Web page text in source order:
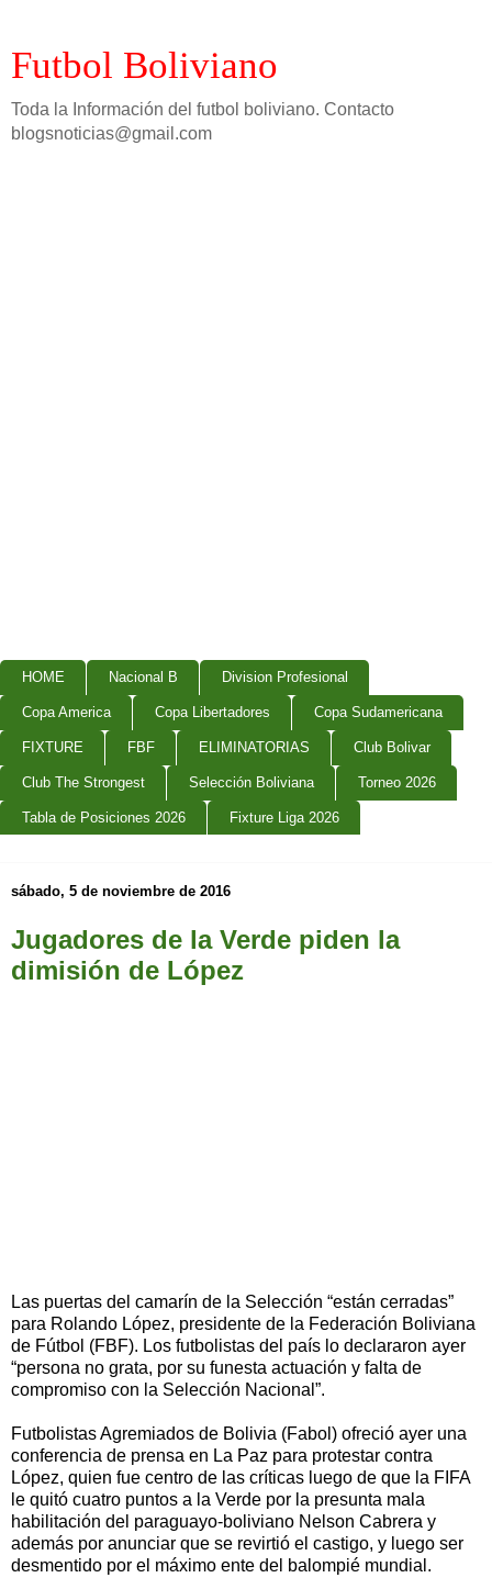
Futbol Boliviano
Toda la Información del futbol boliviano. Contacto
blogsnoticias@gmail.com
HOME Nacional B Division Profesional
Copa America Copa Libertadores Copa Sudamericana
FIXTURE FBF ELIMINATORIAS Club Bolivar
Club The Strongest Selección Boliviana Torneo 2026
Tabla de Posiciones 2026 Fixture Liga 2026
sábado, 5 de noviembre de 2016
Jugadores de la Verde piden la
dimisión de López
Las puertas del camarín de la Selección “están cerradas”
para Rolando López, presidente de la Federación Boliviana
de Fútbol (FBF). Los futbolistas del país lo declararon ayer
“persona no grata, por su funesta actuación y falta de
compromiso con la Selección Nacional”.
Futbolistas Agremiados de Bolivia (Fabol) ofreció ayer una
conferencia de prensa en La Paz para protestar contra
López, quien fue centro de las críticas luego de que la FIFA
le quitó cuatro puntos a la Verde por la presunta mala
habilitación del paraguayo-boliviano Nelson Cabrera y
además por anunciar que se revirtió el castigo, y luego ser
desmentido por el máximo ente del balompié mundial.